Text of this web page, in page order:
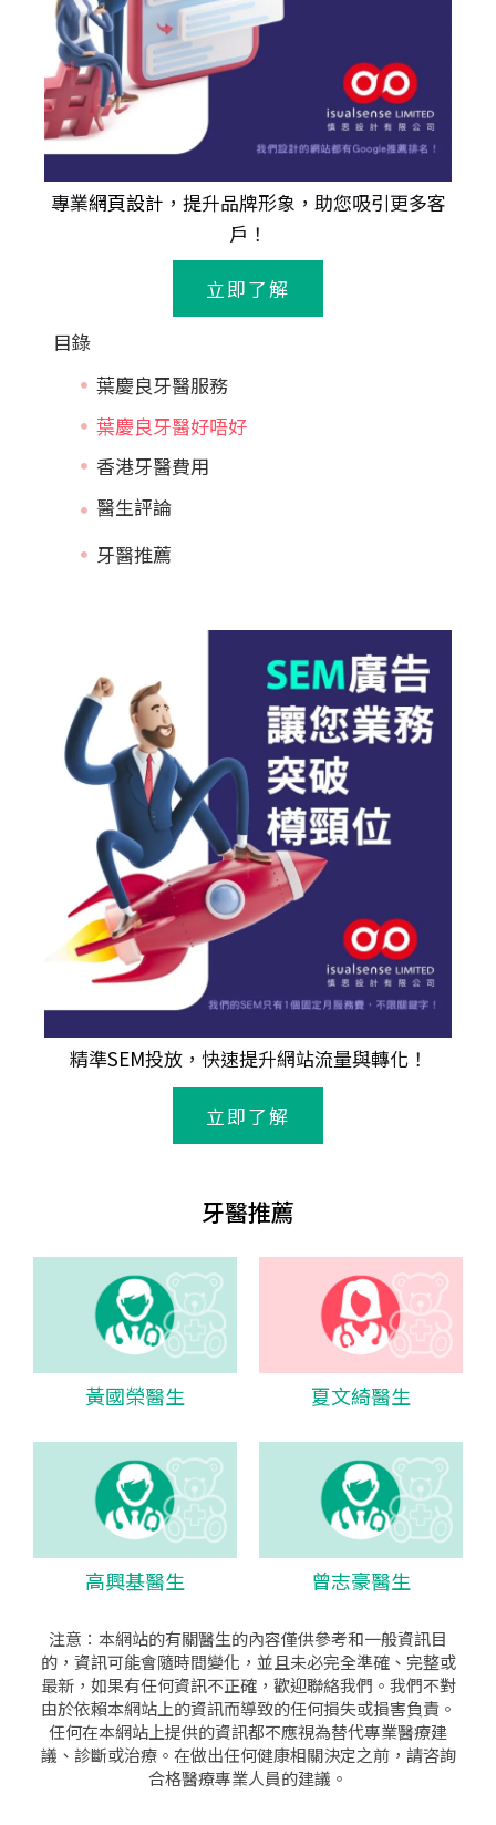
專業網頁設計 ，提升品牌形象，助您吸引更多客
戶！
立即了解
目錄
葉慶良牙醫服務
葉慶良牙醫好唔好
香港牙醫費用
牙醫推薦
精準SEM投放，快速提升網站流量與轉化！
立即了解
牙醫推薦
黃國榮醫生 夏文綺醫生
高興基醫生 曾志豪醫生
注意：本網站的有關醫生的內容僅供參考和一般資訊目
的，資訊可能會隨時間變化，並且未必完全準確、完整或
最新，如果有任何資訊不正確，歡迎聯絡我們。我們不對
由於依賴本網站上的資訊而導致的任何損失或損害負責。
任何在本網站上提供的資訊都不應視為替代專業醫療建
議、診斷或治療。在做出任何健康相關決定之前，請咨詢
合格醫療專業人員的建議。